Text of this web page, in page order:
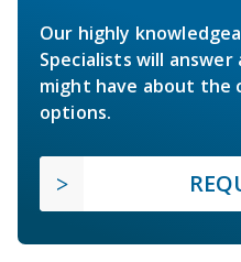
Our highly
Specialists will
might have about the
options.